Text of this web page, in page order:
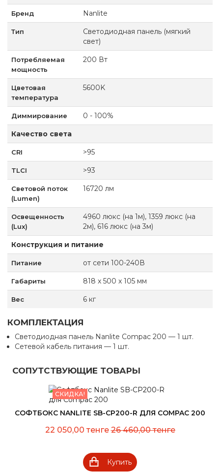
Бренд Nanlite
Тип
Светодиодная панель (мягкий
свет)
Потребляемая
мощность
200 Вт
Цветовая
температура
5600K
Диммирование 0 - 100%
Качество света
CRI >95
TLCI >93
Световой поток
(Lumen)
16720 лм
Освещенность
(Lux)
4960 люкс (на 1м), 1359 люкс (на
2м), 616 люкс (на 3м)
Конструкция и питание
Питание от сети 100-240В
Габариты 818 x 500 x 105 мм
Вес 6 кг
КОМПЛЕКТАЦИЯ
Светодиодная панель Nanlite Compac 200 — 1 шт.
Сетевой кабель питания — 1 шт.
СОПУТСТВУЮЩИЕ ТОВАРЫ
СКИДКА!
СОФТБОКС NANLITE SB-CP200-R ДЛЯ COMPAC 200
22 050,00 тенге26 460,00 тенге
Купить